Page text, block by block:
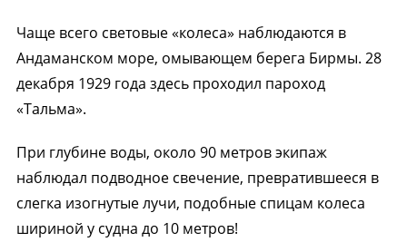
Чаще всего световые «колеса» наблюдаются в
Андаманском море, омывающем берега Бирмы. 28
декабря 1929 года здесь проходил пароход
«Тальма».
При глубине воды, около 90 метров экипаж
наблюдал подводное свечение, превратившееся в
слегка изогнутые лучи, подобные спицам колеса
шириной у судна до 10 метров!